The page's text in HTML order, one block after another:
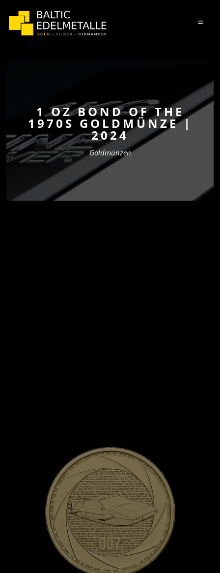
=
1 OZ BOND OF THE
1970S GOLDMÜNZE |
2024
Goldmünzen